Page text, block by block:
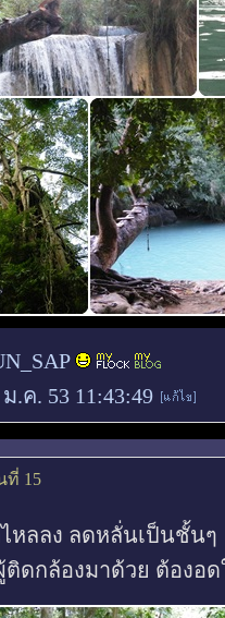
ม.ค. 53 11:43:49
ที่ 15
หลลง ลดหลั่นเป็นชั้นๆ
ดกล้องมาด้วย ต้องอ